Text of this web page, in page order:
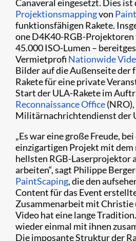
Canaveral eingesetzt. Dies ist
Projektionsmappingvon
funktionsfähigen Rakete.
one D4K40-RGB-
45.000 ISO-Lumen –
Vermietprofi Nationwide
Bilder auf die Außenseite der
Rakete für eine private
Start der ULA-Rakete im
Reconnaissance Office
Militärnachrichtendienst der
„Es war eine große Freude,
einzigartigen Projekt mit dem
hellsten RGB-Laserprojektor
arbeiten“, sagt Philippe
PaintScaping, die den
Content für das Event
Zusammenarbeit mit
Video hat eine lange
wieder einmal mit ihnen
Die imposante Struktur der